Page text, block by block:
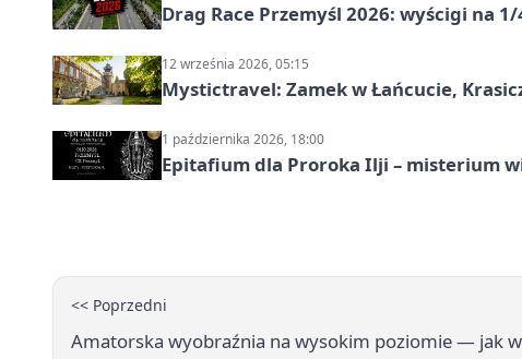
Drag Race Przemyśl 2026: wyścigi na
12 września 2026, 05:15
Mystictravel: Zamek w Łańcucie,
1 października 2026, 18:00
Epitafium dla Proroka Ilji – misterium
<< Poprzedni
Amatorska wyobraźnia na wysokim poziomie — jak